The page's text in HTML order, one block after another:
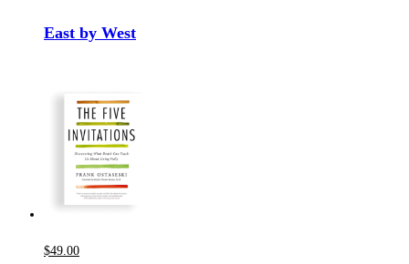
East by West
$49 .00